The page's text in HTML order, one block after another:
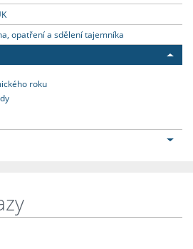
opatření a sdělení tajemníka
roku